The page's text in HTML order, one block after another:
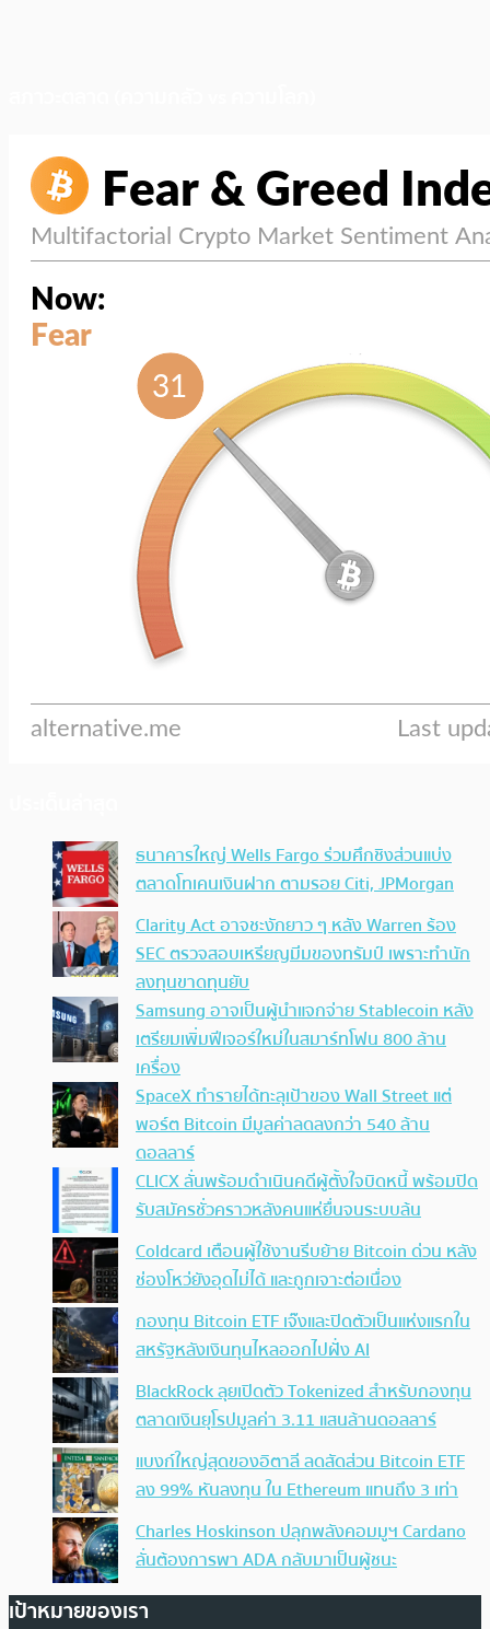
ธนาคารใหญ่ Wells Fargo ร่วมศึกชิงส่วนแบ่ง
ตลาดโทเคนเงินฝาก ตามรอย Citi, JPMorgan
Clarity Act อาจชะงักยาว ๆ หลัง Warren ร้อง
SEC ตรวจสอบเหรียญมีมของทรัมป์ เพราะทำนัก
ลงทุนขาดทุนยับ
Samsung อาจเป็นผู้นำแจกจ่าย Stablecoin หลัง
เตรียมเพิ่มฟีเจอร์ใหม่ในสมาร์ทโฟน 800 ล้าน
เครื่อง
SpaceX ทำรายได้ทะลุเป้าของ Wall Street แต่
พอร์ต Bitcoin มีมูลค่าลดลงกว่า 540 ล้าน
ดอลลาร์
CLICX ลั่นพร้อมดำเนินคดีผู้ตั้งใจบิดหนี้ พร้อมปิด
รับสมัครชั่วคราวหลังคนแห่ยื่นจนระบบล้น
Coldcard เตือนผู้ใช้งานรีบย้าย Bitcoin ด่วน หลัง
ช่องโหว่ยังอุดไม่ได้ และถูกเจาะต่อเนื่อง
กองทุน Bitcoin ETF เจ๊งและปิดตัวเป็นแห่งแรกใน
สหรัฐหลังเงินทุนไหลออกไปฝั่ง AI
BlackRock ลุยเปิดตัว Tokenized สำหรับกองทุน
ตลาดเงินยุโรปมูลค่า 3.11 แสนล้านดอลลาร์
แบงก์ใหญ่สุดของอิตาลี ลดสัดส่วน Bitcoin ETF
ลง 99% หันลงทุน ใน Ethereum แทนถึง 3 เท่า
Charles Hoskinson ปลุกพลังคอมมูฯ Cardano
ลั่นต้องการพา ADA กลับมาเป็นผู้ชนะ
เป้าหมายของเรา